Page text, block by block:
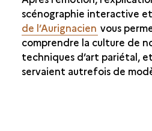
scénographie interactive
de l’Aurignacien vous
comprendre la culture de
techniques d’art pariétal,
servaient autrefois de